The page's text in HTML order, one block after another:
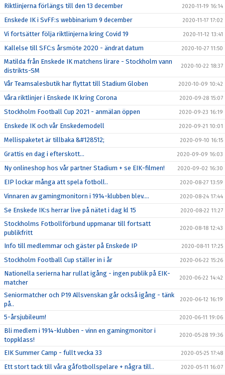
Riktlinjerna förlängs till den 13 december 2020-11-19 16:14
Enskede IK i SvFF:s webbinarium 9 december 2020-11-17 17:02
Vi fortsätter följa riktlinjerna kring Covid 19 2020-11-12 13:41
Kallelse till SFC:s årsmöte 2020 - ändrat datum 2020-10-27 11:50
Matilda från Enskede IK matchens lirare - Stockholm vann
distrikts-SM
2020-10-22 18:37
Vår Teamsalesbutik har flyttat till Stadium Globen 2020-10-09 10:42
Våra riktlinjer i Enskede IK kring Corona 2020-09-28 15:07
Stockholm Football Cup 2021 - anmälan öppen 2020-09-23 16:19
Enskede IK och vår Enskedemodell 2020-09-21 10:01
Mellispaketet är tillbaka &#128512; 2020-09-10 16:15
Grattis en dag i efterskott... 2020-09-09 16:03
Ny onlineshop hos vår partner Stadium + se EIK-filmen! 2020-09-02 16:30
EIP lockar många att spela fotboll.. 2020-08-27 13:59
Vinnaren av gamingmonitorn i 1914-klubben blev.... 2020-08-24 17:44
Se Enskede IK:s herrar live på nätet i dag kl 15 2020-08-22 11:27
Stockholms Fotbollförbund uppmanar till fortsatt
publikfritt
2020-08-18 12:43
Info till medlemmar och gäster på Enskede IP 2020-08-11 17:25
Stockholm Football Cup ställer in i år 2020-06-22 15:26
Nationella serierna har rullat igång - ingen publik på EIK-
matcher
2020-06-22 14:42
Seniormatcher och P19 Allsvenskan går också igång - tänk
på..
2020-06-12 16:19
5-årsjubileum! 2020-06-11 19:06
Bli medlem i 1914-klubben - vinn en gamingmonitor i
toppklass!
2020-05-28 19:36
EIK Summer Camp - fullt vecka 33 2020-05-25 17:48
Ett stort tack till våra gåfotbollspelare + några till.. 2020-05-11 16:07